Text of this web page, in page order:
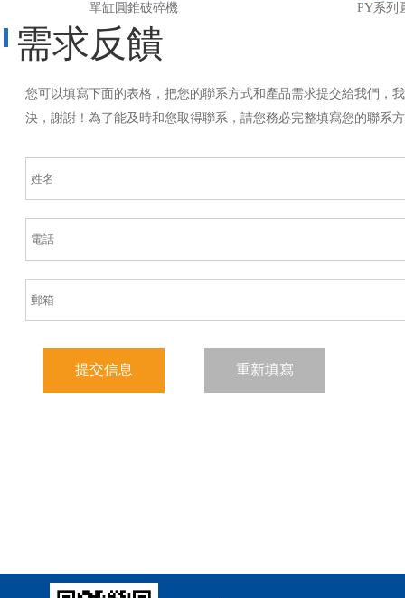
單缸圓錐破碎機 PY系列
需求反饋
您可以填寫下面的表格，把您的聯系方式和產品需求提交給我們，
決，謝謝！為了能及時和您取得聯系，請您務必完整填寫您的聯系
提交信息 重新填寫